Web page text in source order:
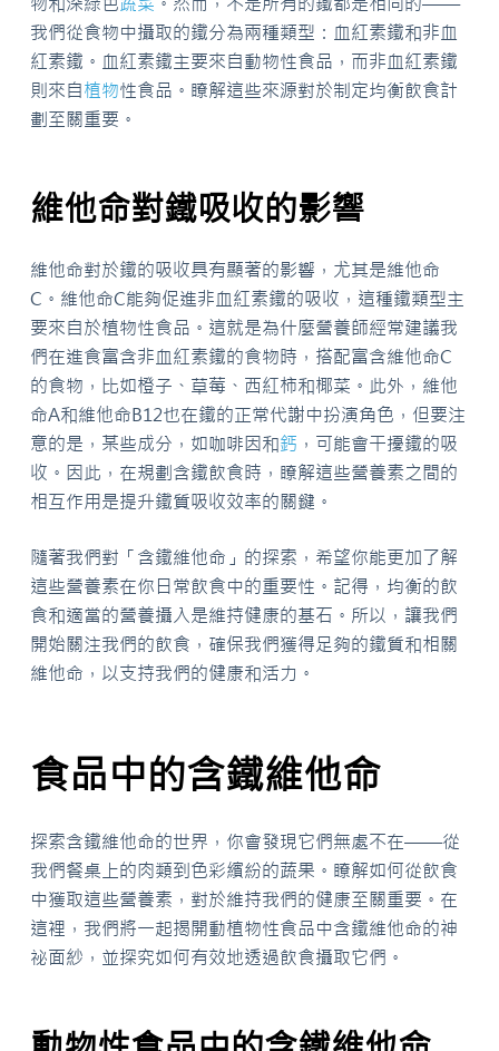
我們從食物中攝取的鐵分為兩種類型：血紅素鐵和非血
紅素鐵。血紅素鐵主要來自動物性食品，而非血紅素鐵
則來自植物性食品。瞭解這些來源對於制定均衡飲食計
劃至關重要。
維他命對鐵吸收的影響
維他命對於鐵的吸收具有顯著的影響，尤其是維他命
C。維他命C能夠促進非血紅素鐵的吸收，這種鐵類型主
要來自於植物性食品。這就是為什麼營養師經常建議我
們在進食富含非血紅素鐵的食物時，搭配富含維他命C
的食物，比如橙子、草莓、西紅柿和椰菜。此外，維他
命A和維他命B12也在鐵的正常代謝中扮演角色，但要注
意的是，某些成分，如咖啡因和鈣 ，可能會干擾鐵的吸
收。因此，在規劃含鐵飲食時，瞭解這些營養素之間的
相互作用是提升鐵質吸收效率的關鍵。
隨著我們對「含鐵維他命」的探索，希望你能更加了解
這些營養素在你日常飲食中的重要性。記得，均衡的飲
食和適當的營養攝入是維持健康的基石。所以，讓我們
開始關注我們的飲食，確保我們獲得足夠的鐵質和相關
維他命，以支持我們的健康和活力。
食品中的含鐵維他命
探索含鐵維他命的世界，你會發現它們無處不在——從
我們餐桌上的肉類到色彩繽紛的蔬果。瞭解如何從飲食
中獲取這些營養素，對於維持我們的健康至關重要。在
這裡，我們將一起揭開動植物性食品中含鐵維他命的神
祕面紗，並探究如何有效地透過飲食攝取它們。